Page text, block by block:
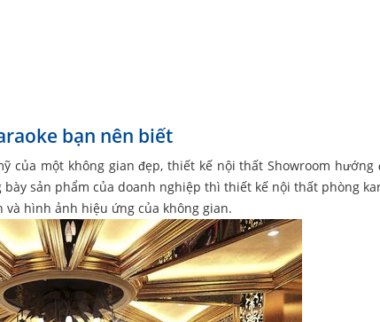
bạn nên biết
của một không gian đẹp, thiết kế nội thất Showroom hướng
sản phẩm của doanh nghiệp thì thiết kế nội thất phòng
hình ảnh hiệu ứng của không gian.